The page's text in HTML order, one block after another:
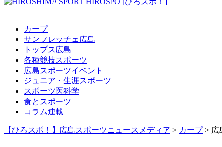
カープ
サンフレッチェ広島
トップス広島
各種競技スポーツ
広島スポーツイベント
ジュニア・生涯スポーツ
スポーツ医科学
食とスポーツ
コラム連載
【ひろスポ！】広島スポーツニュースメディア > カープ> 広